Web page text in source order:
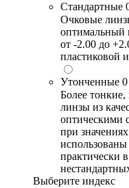
Стандартные
Очковые
оптимальный
от -2.00 до
пластиковой
Утонченные
Более
линзы из
оптическими
при
использованы
практически
Выберите индекс